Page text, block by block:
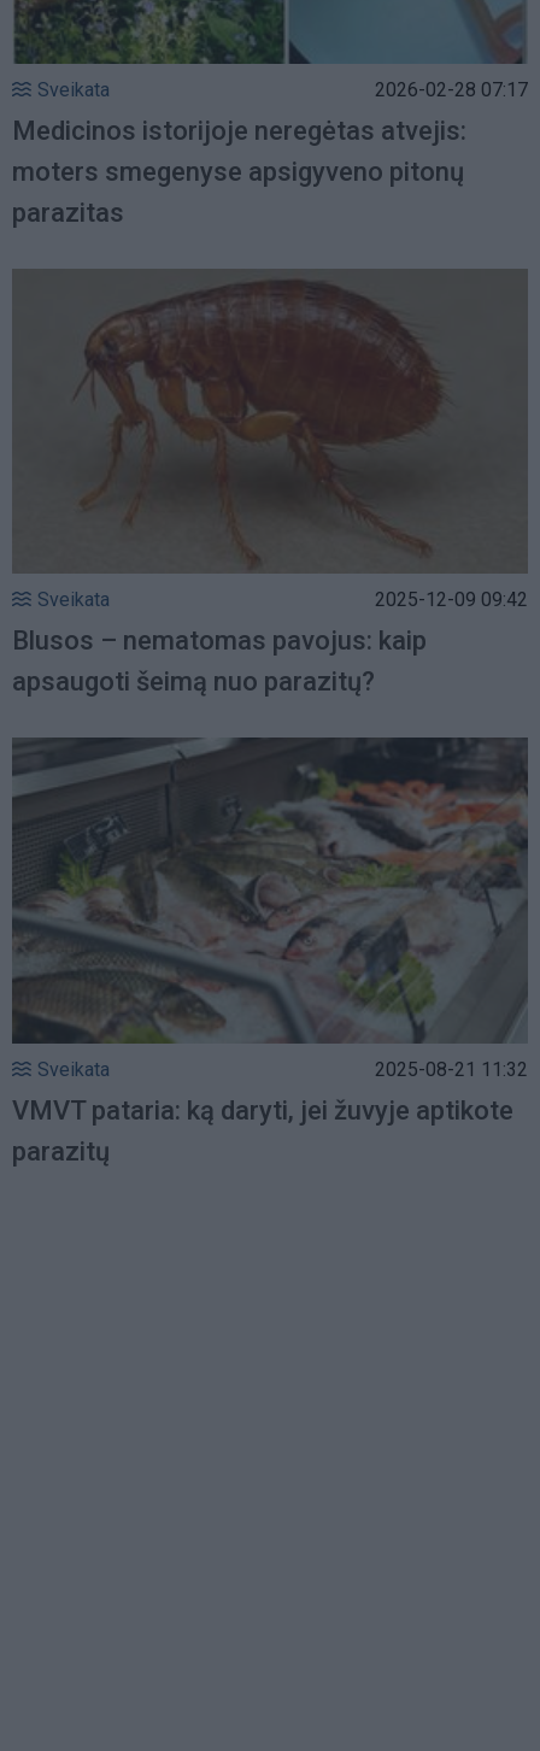
Sveikata 2026-02-28 07:17
Medicinos istorijoje neregėtas atvejis:
moters smegenyse apsigyveno pitonų
parazitas
Sveikata 2025-12-09 09:42
Blusos – nematomas pavojus: kaip
apsaugoti šeimą nuo parazitų?
Sveikata 2025-08-21 11:32
VMVT pataria: ką daryti, jei žuvyje aptikote
parazitų